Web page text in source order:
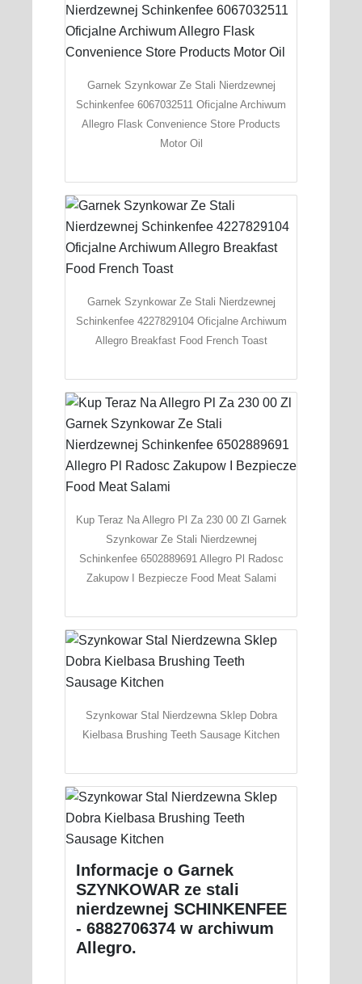
Garnek Szynkowar Ze Stali Nierdzewnej
Schinkenfee 6067032511 Oficjalne Archiwum
Allegro Flask Convenience Store Products
Motor Oil
Garnek Szynkowar Ze Stali Nierdzewnej
Schinkenfee 4227829104 Oficjalne Archiwum
Allegro Breakfast Food French Toast
Kup Teraz Na Allegro Pl Za 230 00 Zl Garnek
Szynkowar Ze Stali Nierdzewnej
Schinkenfee 6502889691 Allegro Pl Radosc
Zakupow I Bezpiecze Food Meat Salami
Szynkowar Stal Nierdzewna Sklep Dobra
Kielbasa Brushing Teeth Sausage Kitchen
Informacje o Garnek
SZYNKOWAR ze stali
nierdzewnej SCHINKENFEE
- 6882706374 w archiwum
Allegro.